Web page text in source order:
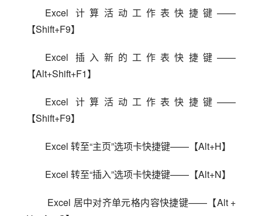
Excel 计算活动工作表快捷键——
【Shift+F9】
Excel 插入新的工作表快捷键——
【Alt+Shift+F1】
Excel 计算活动工作表快捷键——
【Shift+F9】
Excel 转至“主页”选项卡快捷键——【Alt+H】
Excel 转至“插入”选项卡快捷键——【Alt+N】